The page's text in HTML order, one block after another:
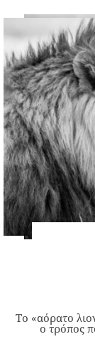
Το «αόρατο
ο τρόπος